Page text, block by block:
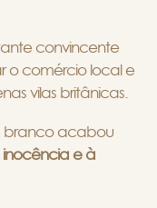
convincente
o comércio local e
vilas britânicas.
branco acabou
e à